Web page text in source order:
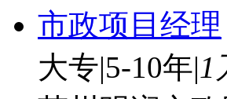
市政项目经理
大专|5-10年|1